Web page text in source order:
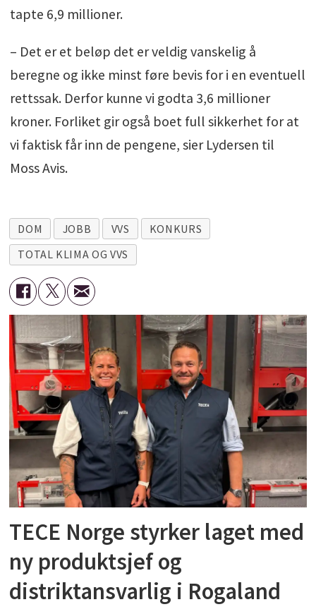
tapte 6,9 millioner.
– Det er et beløp det er veldig vanskelig å
beregne og ikke minst føre bevis for i en eventuell
rettssak. Derfor kunne vi godta 3,6 millioner
kroner. Forliket gir også boet full sikkerhet for at
vi faktisk får inn de pengene, sier Lydersen til
Moss Avis.
DOM JOBB VVS
KONKURS
TOTAL KLIMA OG VVS
TECE Norge styrker laget med
ny produktsjef og
distriktansvarlig i Rogaland